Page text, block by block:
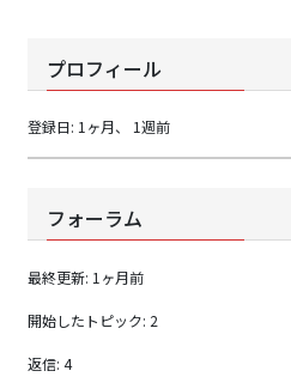
プロフィール
登録日: 1ヶ月、 1週前
フォーラム
最終更新: 1ヶ月前
開始したトピック: 2
返信: 4